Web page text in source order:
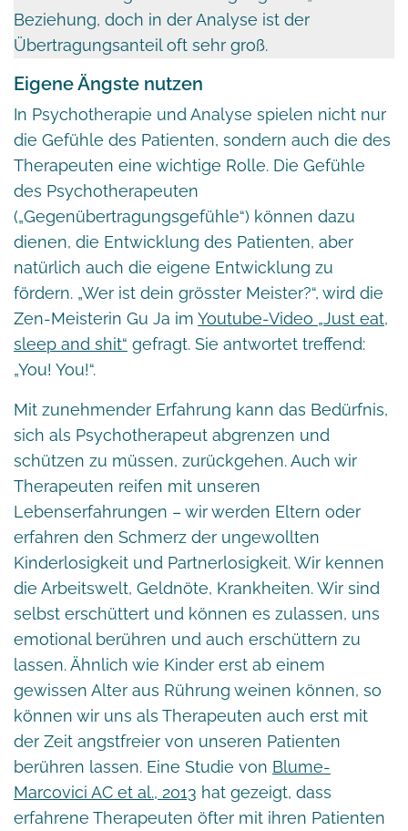
Beziehung, doch in der Analyse ist der
Übertragungsanteil oft sehr groß.
Eigene Ängste nutzen
In Psychotherapie und Analyse spielen nicht nur
die Gefühle des Patienten, sondern auch die des
Therapeuten eine wichtige Rolle. Die Gefühle
des Psychotherapeuten
(„Gegenübertragungsgefühle“) können dazu
dienen, die Entwicklung des Patienten, aber
natürlich auch die eigene Entwicklung zu
fördern. „Wer ist dein grösster Meister?“, wird die
Zen-Meisterin Gu Ja im Youtube-Video „Just eat,
sleep and shit“ gefragt. Sie antwortet treffend:
„You! You!“.
Mit zunehmender Erfahrung kann das Bedürfnis,
sich als Psychotherapeut abgrenzen und
schützen zu müssen, zurückgehen. Auch wir
Therapeuten reifen mit unseren
Lebenserfahrungen – wir werden Eltern oder
erfahren den Schmerz der ungewollten
Kinderlosigkeit und Partnerlosigkeit. Wir kennen
die Arbeitswelt, Geldnöte, Krankheiten. Wir sind
selbst erschüttert und können es zulassen, uns
emotional berühren und auch erschüttern zu
lassen. Ähnlich wie Kinder erst ab einem
gewissen Alter aus Rührung weinen können, so
können wir uns als Therapeuten auch erst mit
der Zeit angstfreier von unseren Patienten
berühren lassen. Eine Studie von Blume-
Marcovici AC et al., 2013 hat gezeigt, dass
erfahrene Therapeuten öfter mit ihren Patienten